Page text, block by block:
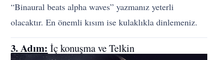
“Binaural beats alpha waves” yazmanız yeterli
olacaktır. En önemli kısım ise kulaklıkla dinlemeniz.
3. Adım: İç konuşma ve Telkin